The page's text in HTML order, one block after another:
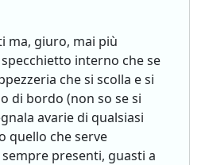
ma, giuro, mai più
interno che se
che si scolla e si
di bordo (non so se si
avarie di qualsiasi
quello che serve
presenti, guasti a